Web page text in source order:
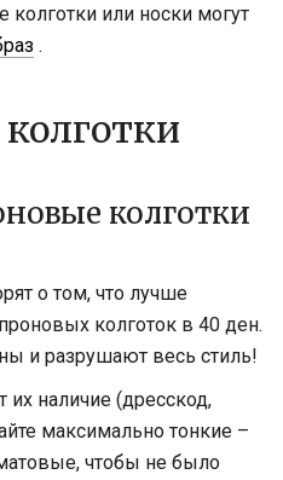
или носки могут
.
колготки
о том, что лучше
колготок в 40 ден.
и разрушают весь стиль!
их наличие (дресскод,
максимально тонкие –
чтобы не было